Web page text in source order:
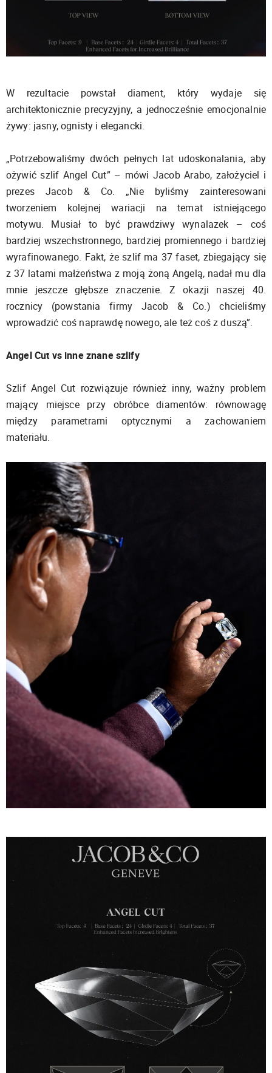
W rezultacie powstał diament, który wydaje się
architektonicznie precyzyjny, a jednocześnie emocjonalnie
żywy: jasny, ognisty i elegancki.
„Potrzebowaliśmy dwóch pełnych lat udoskonalania, aby
ożywić szlif Angel Cut” – mówi Jacob Arabo, założyciel i
prezes Jacob & Co. „Nie byliśmy zainteresowani
tworzeniem kolejnej wariacji na temat istniejącego
motywu. Musiał to być prawdziwy wynalazek – coś
bardziej wszechstronnego, bardziej promiennego i bardziej
wyrafinowanego. Fakt, że szlif ma 37 faset, zbiegający się
z 37 latami małżeństwa z moją żoną Angelą, nadał mu dla
mnie jeszcze głębsze znaczenie. Z okazji naszej 40.
rocznicy (powstania firmy Jacob & Co.) chcieliśmy
wprowadzić coś naprawdę nowego, ale też coś z duszą”.
Angel Cut vs inne znane szlify
Szlif Angel Cut rozwiązuje również inny, ważny problem
mający miejsce przy obróbce diamentów: równowagę
między parametrami optycznymi a zachowaniem
materiału.